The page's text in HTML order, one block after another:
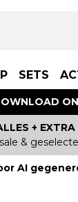
SETS
+
&
AI